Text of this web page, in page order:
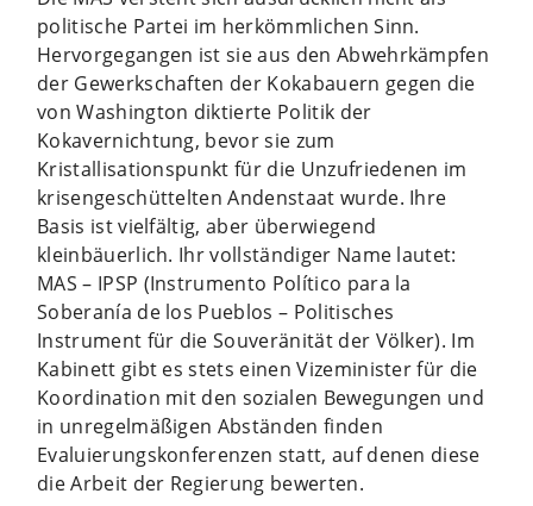
politische Partei im herkömmlichen Sinn.
Hervorgegangen ist sie aus den Abwehrkämpfen
der Gewerkschaften der Kokabauern gegen die
von Washington diktierte Politik der
Kokavernichtung, bevor sie zum
Kristallisationspunkt für die Unzufriedenen im
krisengeschüttelten Andenstaat wurde. Ihre
Basis ist vielfältig, aber überwiegend
kleinbäuerlich. Ihr vollständiger Name lautet:
MAS – IPSP (Instrumento Político para la
Soberanía de los Pueblos – Politisches
Instrument für die Souveränität der Völker). Im
Kabinett gibt es stets einen Vizeminister für die
Koordination mit den sozialen Bewegungen und
in unregelmäßigen Abständen finden
Evaluierungskonferenzen statt, auf denen diese
die Arbeit der Regierung bewerten.